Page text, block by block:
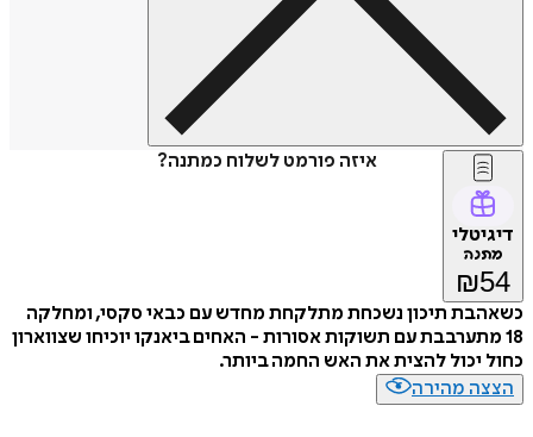
איזה פורמט לשלוח כמתנה?
דיגיטלי
מתנה
₪54
כשאהבת תיכון נשכחת מתלקחת מחדש עם כבאי סקסי, ומחלקה
18 מתערבבת עם תשוקות אסורות - האחים ביאנקו יוכיחו שצווארון
כחול יכול להצית את האש החמה ביותר.
הצצה מהירה